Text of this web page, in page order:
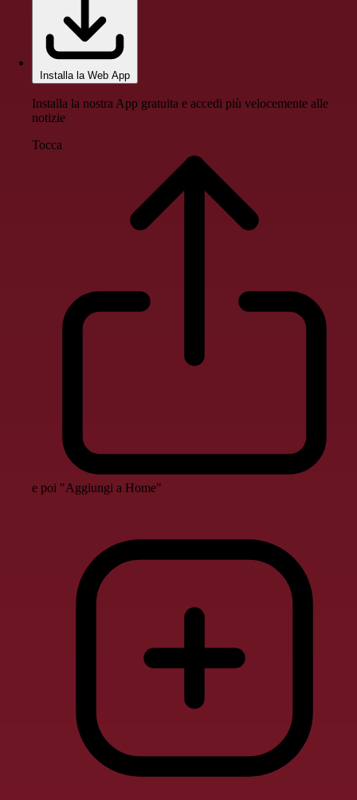
Installa la Web App
Installa la nostra App gratuita e accedi più velocemente alle
notizie
Tocca
e poi "Aggiungi a Home"